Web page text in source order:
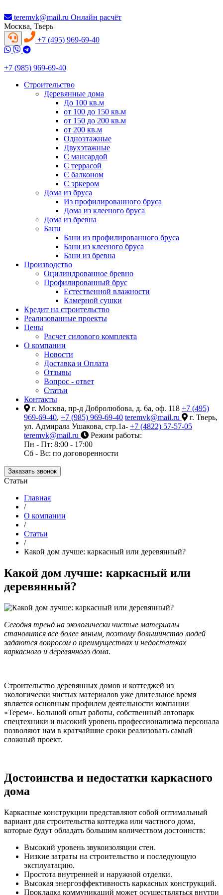
teremvk@mail.ru Онлайн расчёт
Москва, Тверь
+7 (495) 969-69-40
+7 (985) 969-69-40
Строительство
Деревянные дома
До 100 кв.м
от 100 до 150 кв.м
от 150 до 200 кв.м
от 200 кв.м
Одноэтажные
Двухэтажные
С мансардой
С террасой
С балконом
С эркером
Дома из бруса
Из профилированного бруса
Дома из клееного бруса
Дома из бревна
Бани
Бани из профилированного бруса
Бани из клееного бруса
Бани из бревна
Производство
Оцилиндрованное бревно
Профилированный брус
Естественной влажности
Камерной сушки
Кредит на строительство
Реализованные проекты
Цены
Расчет силового комплекта
О компании
Новости
Доставка и Оплата
Отзывы
Вопрос - ответ
Статьи
Контакты
г. Москва, пр-д Добролюбова, д. 6а, оф. 118 +7 (495)
969-69-40, +7 (985) 969-69-40 teremvk@mail.ru
г. Тверь,
ул. Адмирала Ушакова, стр.1а- +7 (4822) 57-57-05
teremvk@mail.ru
Режим работы:
Пн - Пт: 8:00 - 17:00
Сб - Вс: по договоренности
Заказать звонок
Статьи
Главная
/
О компании
/
Статьи
/
Какой дом лучше: каркасный или деревянный?
Какой дом лучше: каркасный или
деревянный?
Сегодня тренд на экологически чистые материалы
становится все более явным, поэтому большинство людей
задаются вопросом о преимуществах и недостатках
каркасного и деревянного дома.
Строительство деревянных домов и коттеджей из
экологически чистых материалов уже длительное время
является основным профилем деятельности компании
«Терем». Большой опыт работы, собственный автопарк
спецтехники и высокий уровень профессионализма персонала
позволяют нам в кратчайшие сроки реализовать самый
сложный проект.
Достоинства и недостатки каркасного
дома
Каркасные конструкции представляют собой оптимальный
вариант для строительства коттеджа или частного дома,
которые будут обладать большим количеством достоинств:
Высокий уровень звукоизоляции стен.
Низкие затраты на строительство и последующую
эксплуатацию.
Простота внутренней и наружной отделки.
Высокая энергоэффективность каркасных конструкций.
Прокладка коммуникаций может осуществляться внутри